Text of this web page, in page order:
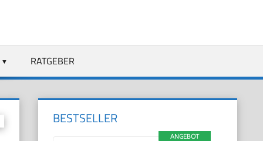
RATGEBER
BESTSELLER
ANGEBOT